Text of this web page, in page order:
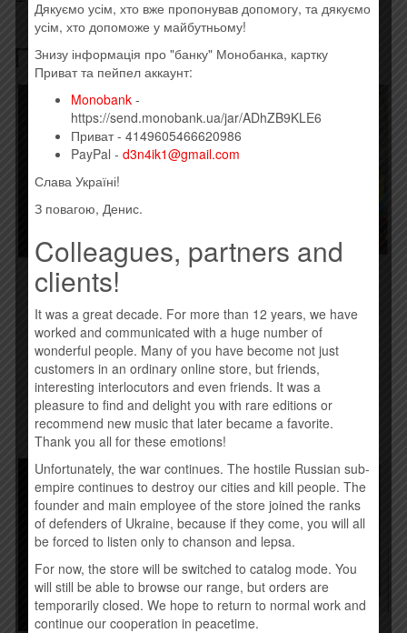
Похожие товары
RULADA – Є ЧАС (2016)
Купить
ВИЗВОЛЬНИХ ЗМАГАНЬ
УКРАЇНСЬКОГО
190,00грн.
Купить
Дякуємо усім, хто вже пропонував допомогу, та дякуємо
усім, хто допоможе у майбутньому!
Знизу інформація про "банку" Монобанка, картку
Приват та пейпел аккаунт:
Monobank -
https://send.monobank.ua/jar/ADhZB9KLE6
Приват - 4149605466620986
PayPal - d3n4ik1@gmail.com
Слава Україні!
З повагою, Денис.
Colleagues, partners and
clients!
It was a great decade. For more than 12 years, we have
worked and communicated with a huge number of
wonderful people. Many of you have become not just
customers in an ordinary online store, but friends,
interesting interlocutors and even friends. It was a
pleasure to find and delight you with rare editions or
recommend new music that later became a favorite.
Thank you all for these emotions!
Unfortunately, the war continues. The hostile Russian sub-
empire continues to destroy our cities and kill people. The
founder and main employee of the store joined the ranks
of defenders of Ukraine, because if they come, you will all
be forced to listen only to chanson and lepsa.
For now, the store will be switched to catalog mode. You
will still be able to browse our range, but orders are
temporarily closed. We hope to return to normal work and
continue our cooperation in peacetime.